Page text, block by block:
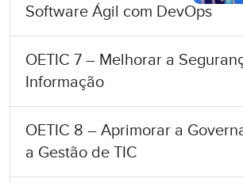
Software Ágil com DevOps
OETIC 7 – Melhorar a
Informação
OETIC 8 – Aprimorar a
a Gestão de TIC